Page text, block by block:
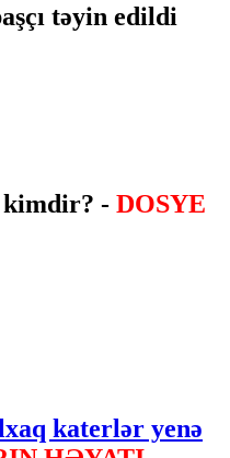
təyin edildi
kimdir? - DOSYE
katerlər yenə